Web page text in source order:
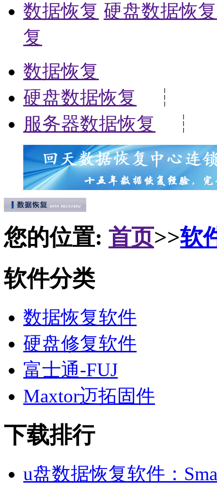
数据恢复 硬盘数据恢复
复
数据恢复
硬盘数据恢复
┆
服务器数据恢复
┆
您的位置: 首页>>软
软件分类
数据恢复软件
硬盘修复软件
富士通-FUJ
Maxtor迈拓固件
下载排行
u盘数据恢复软件：